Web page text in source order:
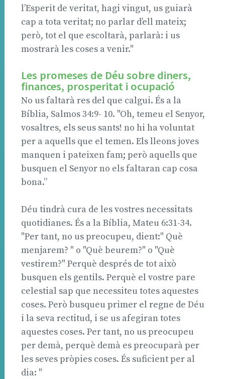
l’Esperit de veritat, hagi vingut, us guiarà
cap a tota veritat; no parlar d’ell mateix;
però, tot el que escoltarà, parlarà: i us
mostrarà les coses a venir."
Les promeses de Déu sobre diners,
finances, prosperitat i ocupació
No us faltarà res del que calgui. És a la
Bíblia, Salmos 34:9- 10. "Oh, temeu el Senyor,
vosaltres, els seus sants! no hi ha voluntat
per a aquells que el temen. Els lleons joves
manquen i pateixen fam; però aquells que
busquen el Senyor no els faltaran cap cosa
bona.”
Déu tindrà cura de les vostres necessitats
quotidianes. És a la Bíblia, Mateu 6:31-34.
"Per tant, no us preocupeu, dient:" Què
menjarem? " o "Què beurem?" o "Què
vestirem?" Perquè després de tot això
busquen els gentils. Perquè el vostre pare
celestial sap que necessiteu totes aquestes
coses. Però busqueu primer el regne de Déu
i la seva rectitud, i se us afegiran totes
aquestes coses. Per tant, no us preocupeu
per demà, perquè demà es preocuparà per
les seves pròpies coses. És suficient per al
dia: "